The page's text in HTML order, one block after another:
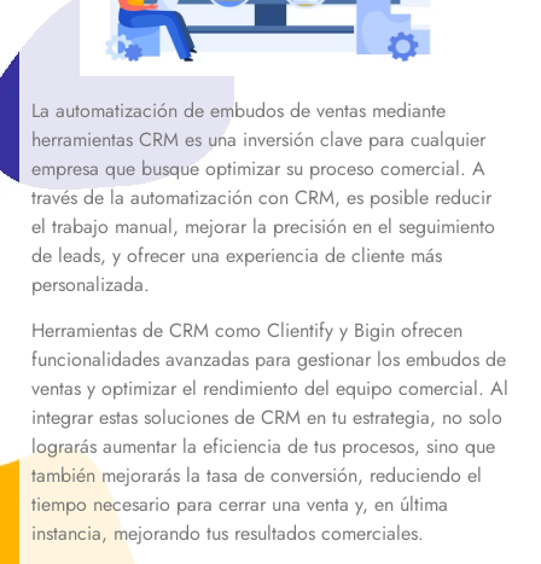
La automatización de embudos de ventas mediante
herramientas CRM es una inversión clave para cualquier
empresa que busque optimizar su proceso comercial. A
través de la automatización con CRM, es posible reducir
el trabajo manual, mejorar la precisión en el seguimiento
de leads, y ofrecer una experiencia de cliente más
personalizada.
Herramientas de CRM como Clientify y Bigin ofrecen
funcionalidades avanzadas para gestionar los embudos de
ventas y optimizar el rendimiento del equipo comercial. Al
integrar estas soluciones de CRM en tu estrategia, no solo
lograrás aumentar la eficiencia de tus procesos, sino que
también mejorarás la tasa de conversión, reduciendo el
tiempo necesario para cerrar una venta y, en última
instancia, mejorando tus resultados comerciales.